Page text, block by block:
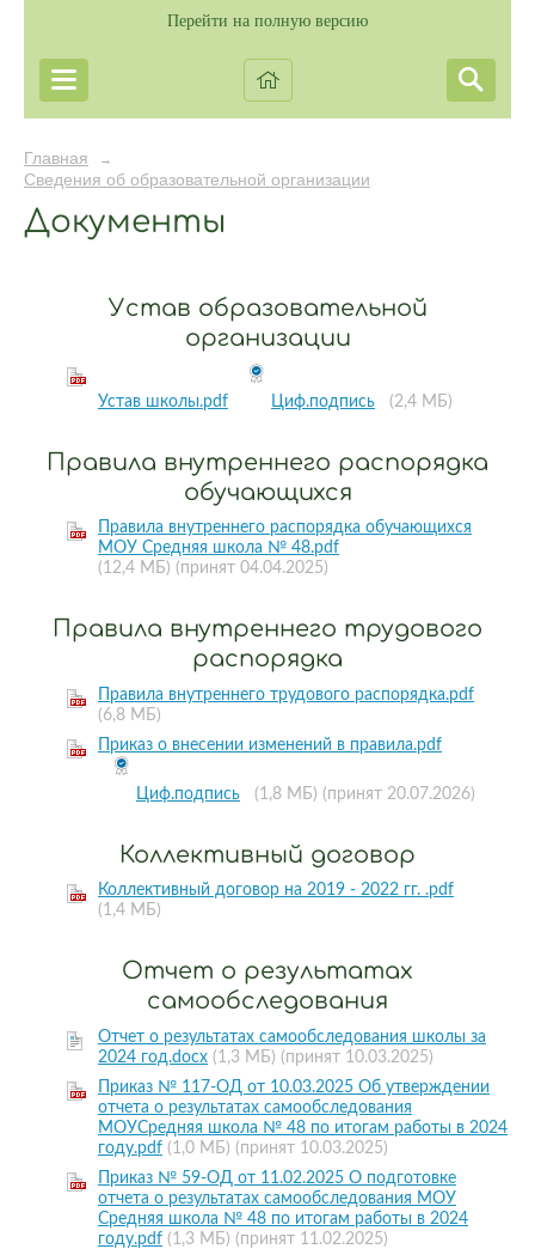
Перейти на полную версию
Главная →
Сведения об образовательной организации
Документы
Устав образовательной
организации
Устав школы.pdf Циф.подпись (2,4 МБ)
Правила внутреннего распорядка
обучающихся
Правила внутреннего распорядка обучающихся
МОУ Средняя школа № 48.pdf
(12,4 МБ) (принят 04.04.2025)
Правила внутреннего трудового
распорядка
Правила внутреннего трудового распорядка.pdf
(6,8 МБ)
Приказ о внесении изменений в правила.pdf
Циф.подпись (1,8 МБ) (принят 20.07.2026)
Коллективный договор
Коллективный договор на 2019 - 2022 гг. .pdf
(1,4 МБ)
Отчет о результатах
самообследования
Отчет о результатах самообследования школы за
2024 год.docx (1,3 МБ) (принят 10.03.2025)
Приказ № 117-ОД от 10.03.2025 Об утверждении
отчета о результатах самообследования
МОУСредняя школа № 48 по итогам работы в 2024
году.pdf (1,0 МБ) (принят 10.03.2025)
Приказ № 59-ОД от 11.02.2025 О подготовке
отчета о результатах самообследования МОУ
Средняя школа № 48 по итогам работы в 2024
году.pdf (1,3 МБ) (принят 11.02.2025)